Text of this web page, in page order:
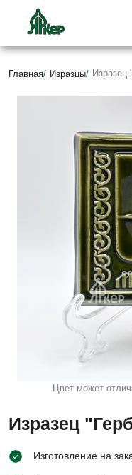
Главная/ Изразцы/
Цвет может
Изразец
Изготовление на